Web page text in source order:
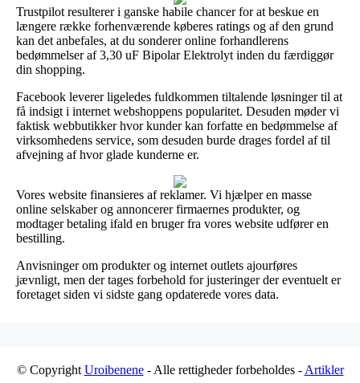
Trustpilot resulterer i ganske habile chancer for at beskue en
længere række forhenværende køberes ratings og af den grund
kan det anbefales, at du sonderer online forhandlerens
bedømmelser af 3,30 uF Bipolar Elektrolyt inden du færdiggør
din shopping.
Facebook leverer ligeledes fuldkommen tiltalende løsninger til at
få indsigt i internet webshoppens popularitet. Desuden møder vi
faktisk webbutikker hvor kunder kan forfatte en bedømmelse af
virksomhedens service, som desuden burde drages fordel af til
afvejning af hvor glade kunderne er.
Vores website finansieres af reklamer. Vi hjælper en masse
online selskaber og annoncerer firmaernes produkter, og
modtager betaling ifald en bruger fra vores website udfører en
bestilling.
Anvisninger om produkter og internet outlets ajourføres
jævnligt, men der tages forbehold for justeringer der eventuelt er
foretaget siden vi sidste gang opdaterede vores data.
© Copyright Uroibenene- Alle rettigheder forbeholdes - Artikler